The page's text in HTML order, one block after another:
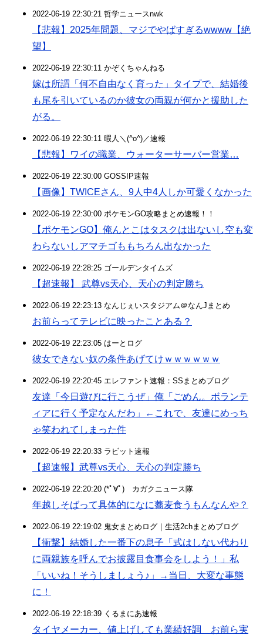
2022-06-19 22:30:21 哲学ニュースnwk
【悲報】2025年問題、マジでやばすぎるwwww【絶
望】
2022-06-19 22:30:11 かぞくちゃんねる
嫁は所謂「何不自由なく育った」タイプで、結婚後
も尾を引いているのか彼女の両親が何かと援助した
がる。
2022-06-19 22:30:11 暇人＼(^o^)／速報
【悲報】ワイの職業、ウォーターサーバー営業…
2022-06-19 22:30:00 GOSSIP速報
【画像】TWICEさん、9人中4人しか可愛くなかった
2022-06-19 22:30:00 ポケモンGO攻略まとめ速報！！
【ポケモンGO】俺んとこはタスクは出ないし空も変
わらないしアマチゴももちろん出なかった
2022-06-19 22:28:25 ゴールデンタイムズ
【超速報】 武尊vs天心、天心の判定勝ち
2022-06-19 22:23:13 なんじぇいスタジアム＠なんJまとめ
お前らってテレビに映ったことある？
2022-06-19 22:23:05 はーとログ
彼女できない奴の条件あげてけｗｗｗｗｗｗ
2022-06-19 22:20:45 エレファント速報：SSまとめブログ
友達「今日遊びに行こうぜ」俺「ごめん。ボランテ
ィアに行く予定なんだわ」←これで、友達にめっち
ゃ笑われてしまった件
2022-06-19 22:20:33 ラビット速報
【超速報】武尊vs天心、天心の判定勝ち
2022-06-19 22:20:20 (*ﾟ∀ﾟ)ゞカガクニュース隊
年越しそばって具体的になに蕎麦食うもんなんや？
2022-06-19 22:19:02 鬼女まとめログ｜生活2chまとめブログ
【衝撃】結婚した一番下の息子「式はしない代わり
に両親族を呼んでお披露目食事会をしよう！」私
「いいね！そうしましょう♪」→当日、大変な事態
に！
2022-06-19 22:18:39 くるまにあ速報
タイヤメーカー、値上げしても業績好調 お前ら実